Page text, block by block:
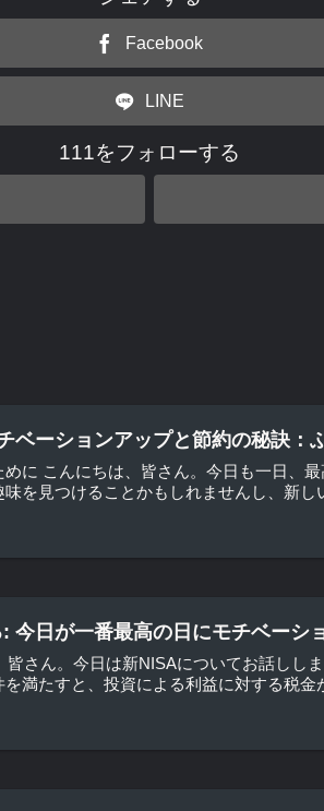
Facebook
LINE
111をフォローする
ベーションアップと節約の秘訣：
に こんにちは、皆さん。今日も一日、
を見つけることかもしれませんし、新
今日が一番最高の日にモチベーシ
さん。今日は新NISAについてお話しし
満たすと、投資による利益に対する税金